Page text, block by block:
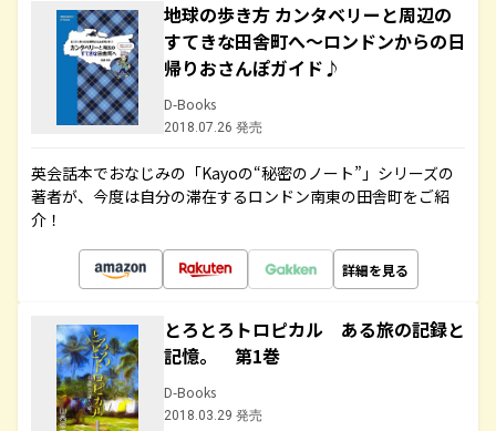
地球の歩き方 カンタベリーと周辺の
すてきな田舎町へ～ロンドンからの日
帰りおさんぽガイド♪
D-Books
2018.07.26 発売
英会話本でおなじみの「Kayoの“秘密のノート”」シリーズの
著者が、今度は自分の滞在するロンドン南東の田舎町をご紹
介！
詳細を見る
とろとろトロピカル ある旅の記録と
記憶。 第1巻
D-Books
2018.03.29 発売